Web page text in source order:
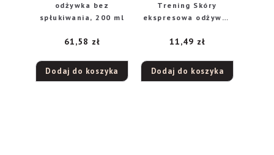
odżywka bez
spłukiwania, 200 ml
61,58 zł
Dodaj do koszyka
Trening Skóry
ekspresowa odżywka
100 ml
11,49 zł
Dodaj do koszyka